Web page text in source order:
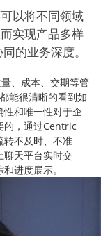
以将不同领域
实现产品多样
的业务深度。
、成本、交期等管
能很清晰的看到如
和唯一性对于企
的，通过Centric
转不及时、不准
聊天平台实时交
进度展示。